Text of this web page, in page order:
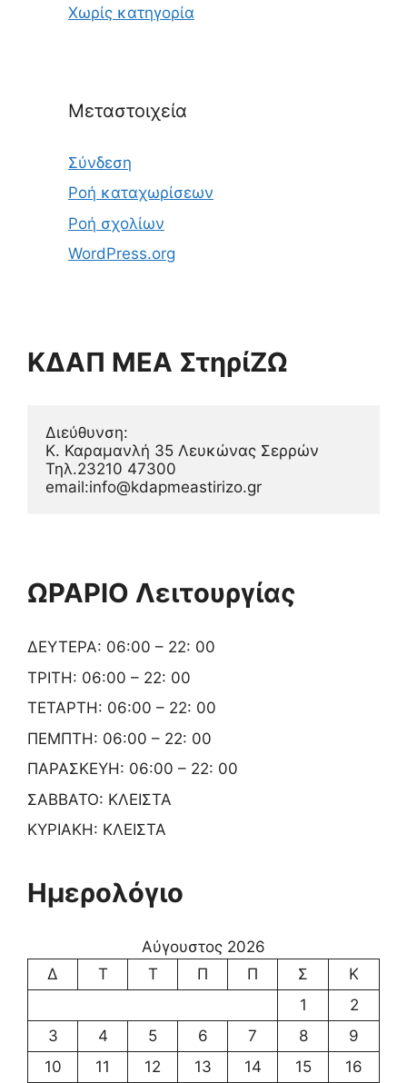
Χωρίς κατηγορία
Μεταστοιχεία
Σύνδεση
Ροή καταχωρίσεων
Ροή σχολίων
WordPress.org
ΚΔΑΠ ΜΕΑ ΣτηρίΖΩ
Διεύθυνση:
Κ. Καραμανλή 35 Λευκώνας Σερρών
Τηλ.23210 47300
email:info@kdapmeastirizo.gr
ΩΡΑΡΙΟ Λειτουργίας
ΔΕΥΤΕΡΑ: 06:00 – 22: 00
ΤΡΙΤΗ: 06:00 – 22: 00
ΤΕΤΑΡΤΗ: 06:00 – 22: 00
ΠΕΜΠΤΗ: 06:00 – 22: 00
ΠΑΡΑΣΚΕΥΗ: 06:00 – 22: 00
ΣΑΒΒΑΤΟ: ΚΛΕΙΣΤΑ
ΚΥΡΙΑΚΗ: ΚΛΕΙΣΤΑ
Ημερολόγιο
Αύγουστος 2026
Δ
Τ Τ Π Π Σ
Κ
1
2
3
4 5 6 7 8
9
10
11 12 13 14 15 16